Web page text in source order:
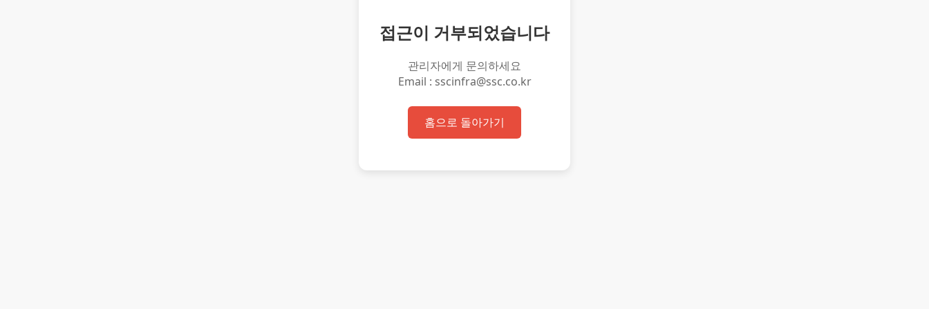
접근이 거부되었습니다
관리자에게 문의하세요
Email : sscinfra@ssc.co.kr
홈으로 돌아가기